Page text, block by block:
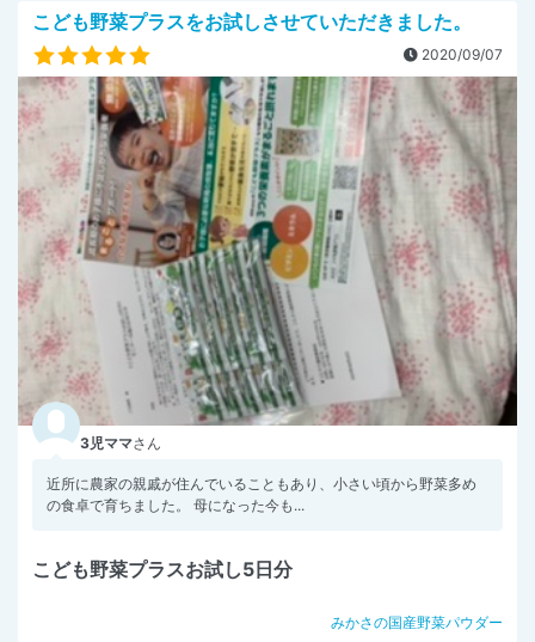
こども野菜プラスをお試しさせていただきました。
2020/09/07
3児ママさん
近所に農家の親戚が住んでいることもあり、小さい頃から野菜多め
の食卓で育ちました。 母になった今も...
こども野菜プラスお試し5日分
みかさの国産野菜パウダー